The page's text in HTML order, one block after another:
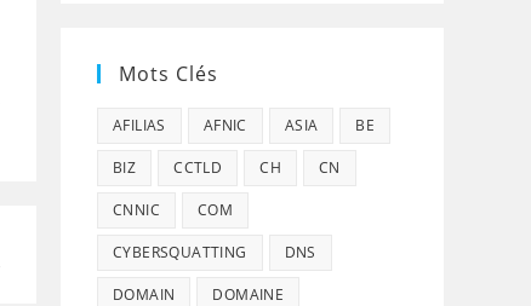
Mots Clés
AFILIAS AFNIC ASIA BE
BIZ CCTLD CH CN
CNNIC COM
CYBERSQUATTING DNS
DOMAIN DOMAINE